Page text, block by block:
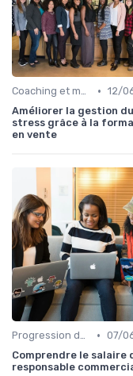
Coaching et mentorat • 12/
Améliorer la gestion du
stress grâce à la
en vente
Progression de carrière en vente • 07/
Comprendre le salaire
responsable